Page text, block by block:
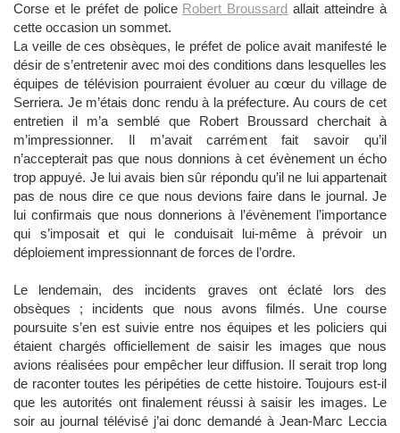
Corse et le préfet de police Robert Broussard allait atteindre à
cette occasion un sommet.
La veille de ces obsèques, le préfet de police avait manifesté le
désir de s’entretenir avec moi des conditions dans lesquelles les
équipes de télévision pourraient évoluer au cœur du village de
Serriera. Je m’étais donc rendu à la préfecture. Au cours de cet
entretien il m’a semblé que Robert Broussard cherchait à
m’impressionner. Il m’avait carrément fait savoir qu’il
n’accepterait pas que nous donnions à cet évènement un écho
trop appuyé. Je lui avais bien sûr répondu qu’il ne lui appartenait
pas de nous dire ce que nous devions faire dans le journal. Je
lui confirmais que nous donnerions à l’évènement l’importance
qui s’imposait et qui le conduisait lui-même à prévoir un
déploiement impressionnant de forces de l’ordre.
Le lendemain, des incidents graves ont éclaté lors des
obsèques ; incidents que nous avons filmés. Une course
poursuite s’en est suivie entre nos équipes et les policiers qui
étaient chargés officiellement de saisir les images que nous
avions réalisées pour empêcher leur diffusion. Il serait trop long
de raconter toutes les péripéties de cette histoire. Toujours est-il
que les autorités ont finalement réussi à saisir les images. Le
soir au journal télévisé j’ai donc demandé à Jean-Marc Leccia